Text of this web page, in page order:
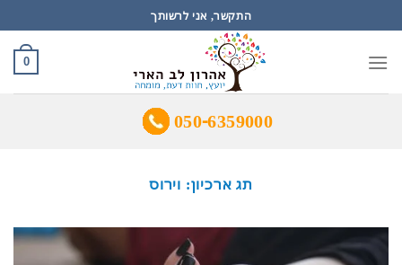
to
content
התקשר, אני לרשותך
0
050-6359000
תג ארכיון: וירוס